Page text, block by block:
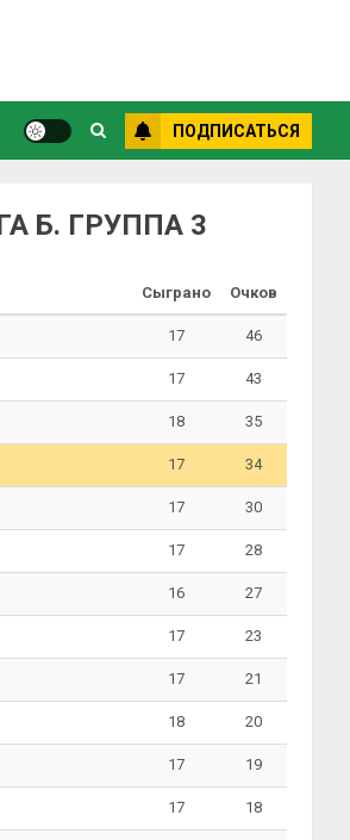
ПОДПИСАТЬСЯ
Б. ГРУППА 3
Сыграно Очков
17 46
17 43
18 35
17 34
17 30
17 28
16 27
17 23
17 21
18 20
17 19
17 18